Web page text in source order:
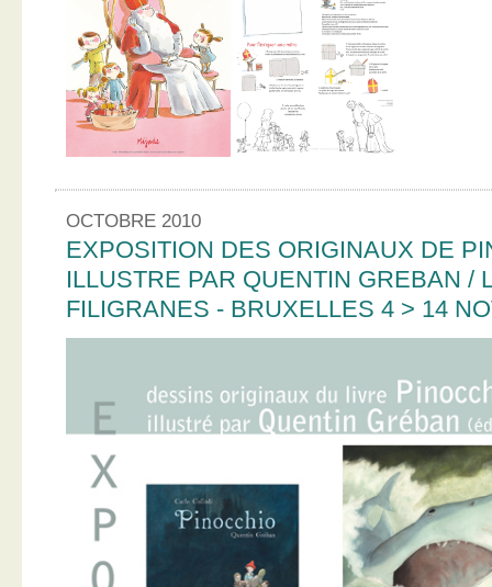
OCTOBRE 2010
EXPOSITION DES ORIGINAUX DE
ILLUSTRE PAR QUENTIN GREBAN /
FILIGRANES - BRUXELLES 4 > 14